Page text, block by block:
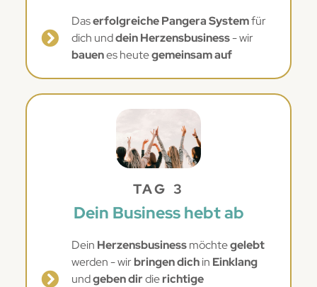
Daserfolgreiche Pangera Systemfür
dich unddein Herzensbusiness- wir
bauenes heutegemeinsam auf
TAG 3
Dein Business hebt ab
Dein Herzensbusinessmöchtegelebt
werden - wirbringen dichin Einklang
undgeben dirdierichtige